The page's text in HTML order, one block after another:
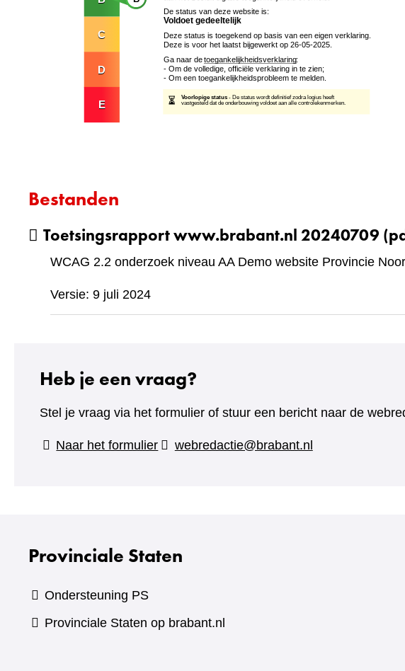
website)
Bestanden
Toetsingsrapport www.brabant.nl 20240709
WCAG 2.2 onderzoek niveau AA Demo website Provincie
Versie: 9 juli 2024
Heb je een vraag?
Stel je vraag via het formulier of stuur een bericht naar de
Naar het formulier(verwijst
webredactie@brabant.nl
Provinciale Staten
Ondersteuning PS
Provinciale Staten op brabant.nl